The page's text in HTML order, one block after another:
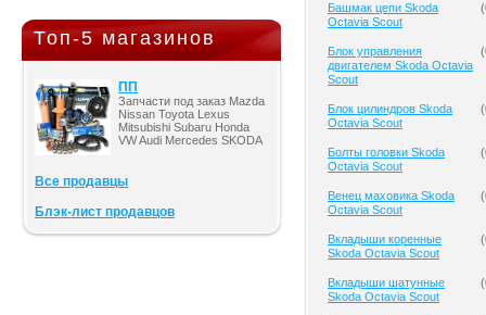
Топ-5 магазинов
ПП
Запчасти под заказ Mazda
Nissan Toyota Lexus
Mitsubishi Subaru Honda
VW Audi Mercedes SKODA
Все продавцы
Блэк-лист продавцов
Башмак цепи Skoda
Octavia Scout
(
Блок управления
двигателем Skoda Octavia
Scout
(
Блок цилиндров Skoda
Octavia Scout
(
Болты головки Skoda
Octavia Scout
(
Венец маховика Skoda
Octavia Scout
(
Вкладыши коренные
Skoda Octavia Scout
(
Вкладыши шатунные
Skoda Octavia Scout
(